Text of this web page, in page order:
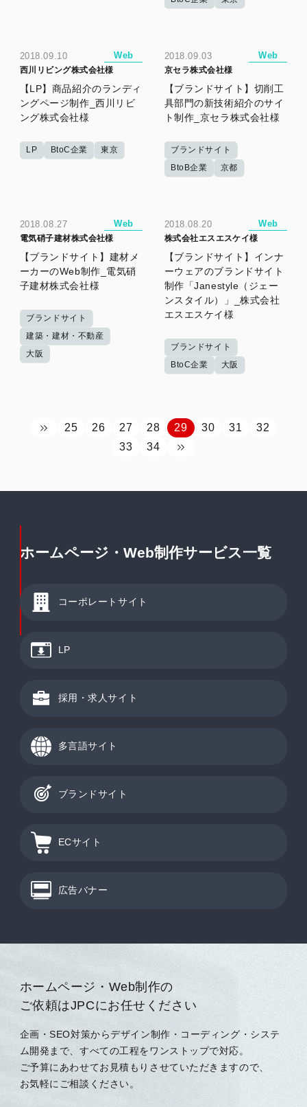
2018.09.10 Web
西川リビング株式会社様
【LP】商品紹介のランディ
ングページ制作_西川リビ
ング株式会社様
LP BtoC企業 東京
2018.09.03 Web
京セラ株式会社様
【ブランドサイト】切削工
具部門の新技術紹介のサイ
ト制作_京セラ株式会社様
ブランドサイト
BtoB企業
京都
2018.08.27 Web
電気硝子建材株式会社様
【ブランドサイト】建材メ
ーカーのWeb制作_電気硝
子建材株式会社様
ブランドサイト
建築・建材・不動産
大阪
2018.08.20 Web
株式会社エスエスケイ様
【ブランドサイト】インナ
ーウェアのブランドサイト
制作「Janestyle（ジェー
ンスタイル）」_株式会社
エスエスケイ様
ブランドサイト
BtoC企業
大阪
25 26 27 28 29 30 31
32
33
34
ホームページ・Web制作サービス一覧
コーポレートサイト
LP
採用・求人サイト
多言語サイト
ブランドサイト
ECサイト
広告バナー
ホームページ・Web制作の
ご依頼はJPCにお任せください
企画・SEO対策からデザイン制作・コーディング・システ
ム開発まで、すべての工程をワンストップで対応。
ご予算にあわせてお見積もりさせていただきますので、
お気軽にご相談ください。